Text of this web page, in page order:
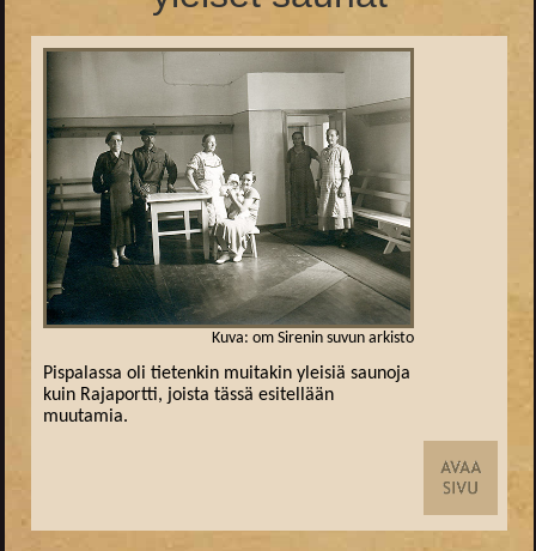
Kuva: om Sirenin suvun arkisto
Pispalassa oli tietenkin muitakin yleisiä saunoja
kuin Rajaportti, joista tässä esitellään
muutamia.